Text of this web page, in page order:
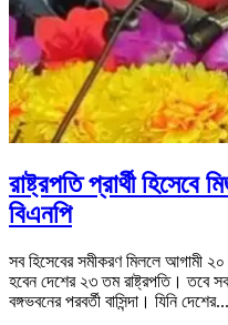
রাষ্ট্রপতি প্রার্থী
বিএনপি
সব হিসেবের সমীকরণ মিললে আগামী ২০
হবেন দেশের ২৩ তম রাষ্ট্রপতি।
বঙ্গভবনের পরবর্তী বাসিন্দা। যিনি দেশের...